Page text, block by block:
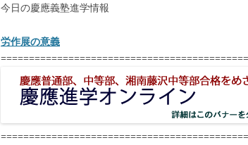
今日の慶應義塾進学情報
労作展の意義